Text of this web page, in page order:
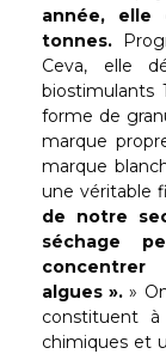
année,
tonnes.
Ceva, elle
biostimulants
forme de
marque
marque
une véritable
de notre
séchage
algues ».»
constituent
chimiques et